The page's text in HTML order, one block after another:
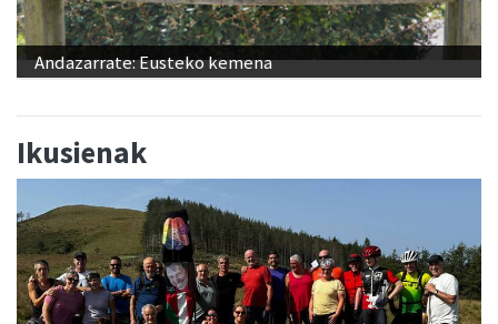
Andazarrate: Eusteko kemena